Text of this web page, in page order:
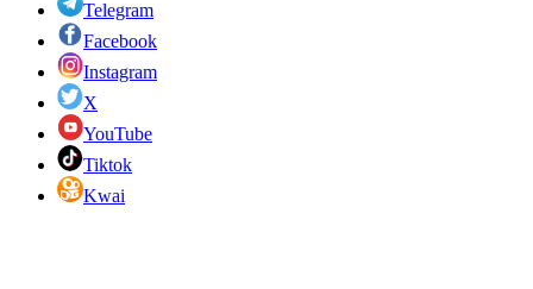
Telegram
Facebook
Instagram
X
YouTube
Tiktok
Kwai